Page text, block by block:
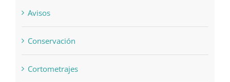
Avisos
Conservación
Cortometrajes